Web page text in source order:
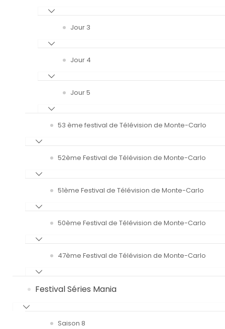
Jour 3
Jour 4
Jour 5
53 ème festival de Télévision de Monte-Carlo
52ème Festival de Télévision de Monte-Carlo
51ème Festival de Télévision de Monte-Carlo
50ème Festival de Télévision de Monte-Carlo
47ème Festival de Télévision de Monte-Carlo
Festival Séries Mania
Saison 8